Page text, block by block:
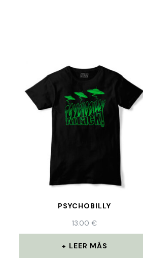
PSYCHOBILLY
13.00€
LEER MÁS